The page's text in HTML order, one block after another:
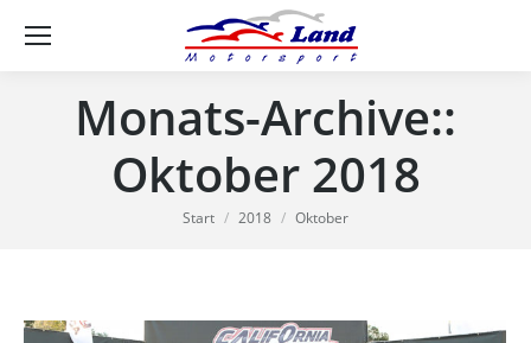
Monats-Archive::
Oktober 2018
Sie befinden sich hier:
Start 2018 Oktober